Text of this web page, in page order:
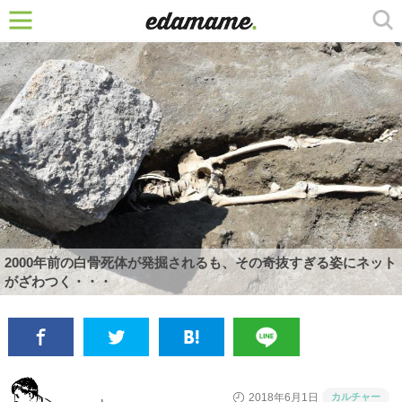
2000年前の白骨死体が発掘されるも、その奇抜すぎる姿にネット
がざわつく・・・
2018年6月1日 カルチャー